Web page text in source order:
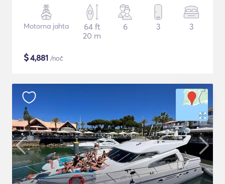
Motorna jahta
64 ft
20 m
6 3 3
$4,881 /noč